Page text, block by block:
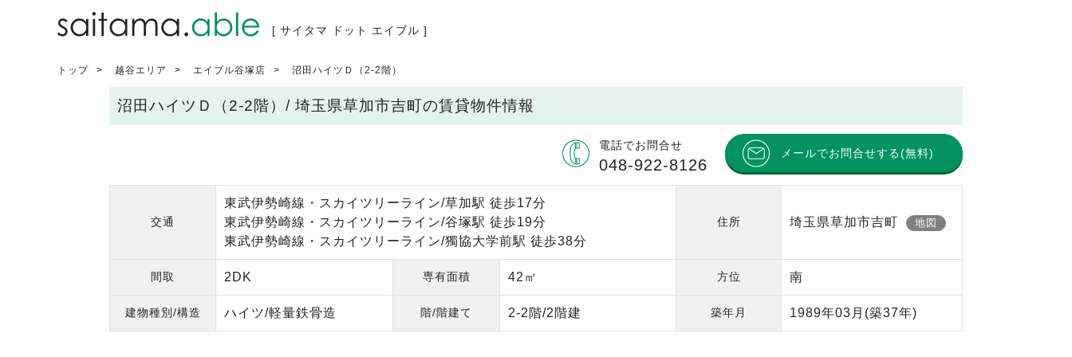
[ サイタマ ドット エイブル ]
トップ 越谷エリア エイブル谷塚店 沼田ハイツＤ（2-2階）
沼田ハイツＤ（2-2階）/ 埼玉県草加市吉町の賃貸物件情報
電話でお問合せ
048-922-8126
メールでお問合せする(無料)
交通
東武伊勢崎線・スカイツリーライン/草加駅 徒歩17分
東武伊勢崎線・スカイツリーライン/谷塚駅 徒歩19分
東武伊勢崎線・スカイツリーライン/獨協大学前駅 徒歩38分
住所 埼玉県草加市吉町 地図
間取 2DK 専有面積 42㎡ 方位 南
建物種別/構造 ハイツ/軽量鉄骨造 階/階建て 2-2階/2階建 築年月 1989年03月 (築37年)